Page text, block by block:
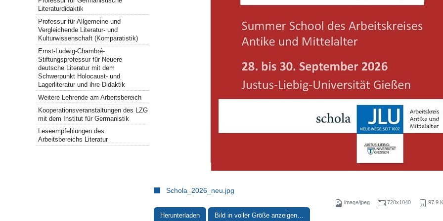
Schola_2026_neu.jpg
image/jpeg 720x1040 97.9
Herunterladen Bild in voller Größe anzeigen…
Literaturdidaktik
Professur für Allgemeine und
Vergleichende Literatur- und
Kulturwissenschaft (Komparatistik)
Ernst-Ludwig-Chambré-
Stiftungsprofessur für Neuere
deutsche Literatur mit dem
Schwerpunkt Holocaust- und
Lagerliteratur und ihre Didaktik
Weitere Lehrende am Arbeitsbereich
Kooperationsveranstaltungen des LZG
mit dem Institut für Germanistik
Leseempfehlungen des
Arbeitsbereichs Literatur